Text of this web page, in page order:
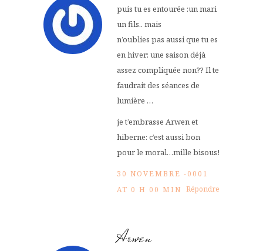
puis tu es entourée :un mari
un fils.. mais
n’oublies pas aussi que tu es
en hiver: une saison déjà
assez compliquée non?? Il te
faudrait des séances de
lumière …
je t’embrasse Arwen et
hiberne: c’est aussi bon
pour le moral…mille bisous!
30 NOVEMBRE -0001
AT 0 H 00 MIN Répondre
Arwen